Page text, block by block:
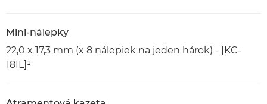
Mini-nálepky
22,0 x 17,3 mm (x 8 nálepiek na jeden hárok) - [KC-
18IL]¹